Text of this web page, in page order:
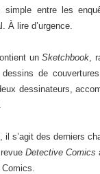
simple entre les
À lire d’urgence.
unSketchbook,
de
dessinateurs,
il s’agit des derniers
Detective Comics
Comics.